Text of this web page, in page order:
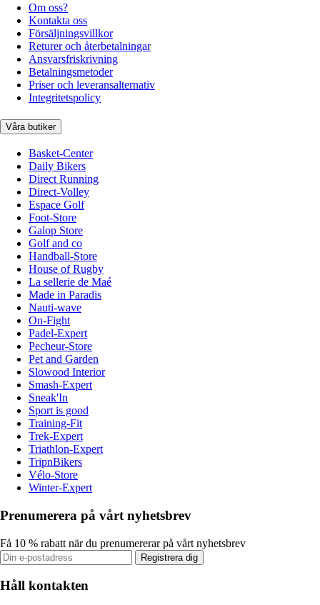
Om oss?
Kontakta oss
Försäljningsvillkor
Returer och återbetalningar
Ansvarsfriskrivning
Betalningsmetoder
Priser och leveransalternativ
Integritetspolicy
Våra butiker
Basket-Center
Daily Bikers
Direct Running
Direct-Volley
Espace Golf
Foot-Store
Galop Store
Golf and co
Handball-Store
House of Rugby
La sellerie de Maé
Made in Paradis
Nauti-wave
On-Fight
Padel-Expert
Pecheur-Store
Pet and Garden
Slowood Interior
Smash-Expert
Sneak'In
Sport is good
Training-Fit
Trek-Expert
Triathlon-Expert
TripnBikers
Vélo-Store
Winter-Expert
Prenumerera på vårt nyhetsbrev
Få 10 % rabatt när du prenumererar på vårt nyhetsbrev
Registrera dig
Håll kontakten